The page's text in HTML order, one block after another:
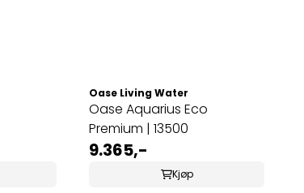
Oase Living Water
Oase Aquarius Eco
Premium | 13500
9.365,-
Kjøp